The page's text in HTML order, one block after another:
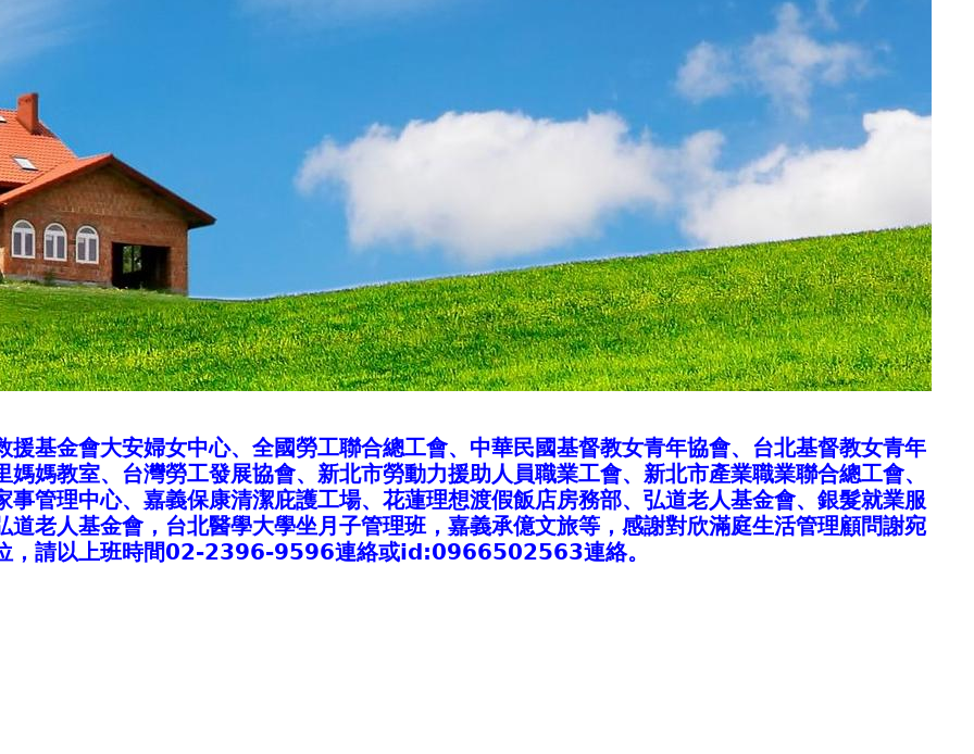
基金會大安婦女中心、全國勞工聯合總工會、中華民國基督教女青年協會、台北基督教女青年
媽教室、台灣勞工發展協會、新北市勞動力援助人員職業工會、新北市產業職業聯合總工會、
管理中心、嘉義保康清潔庇護工場、花蓮理想渡假飯店房務部、弘道老人基金會、銀髮就業服
老人基金會，台北醫學大學坐月子管理班，嘉義承億文旅等，感謝對欣滿庭生活管理顧問謝宛
位，請以上班時間02-2396-9596連絡或id:0966502563連絡。